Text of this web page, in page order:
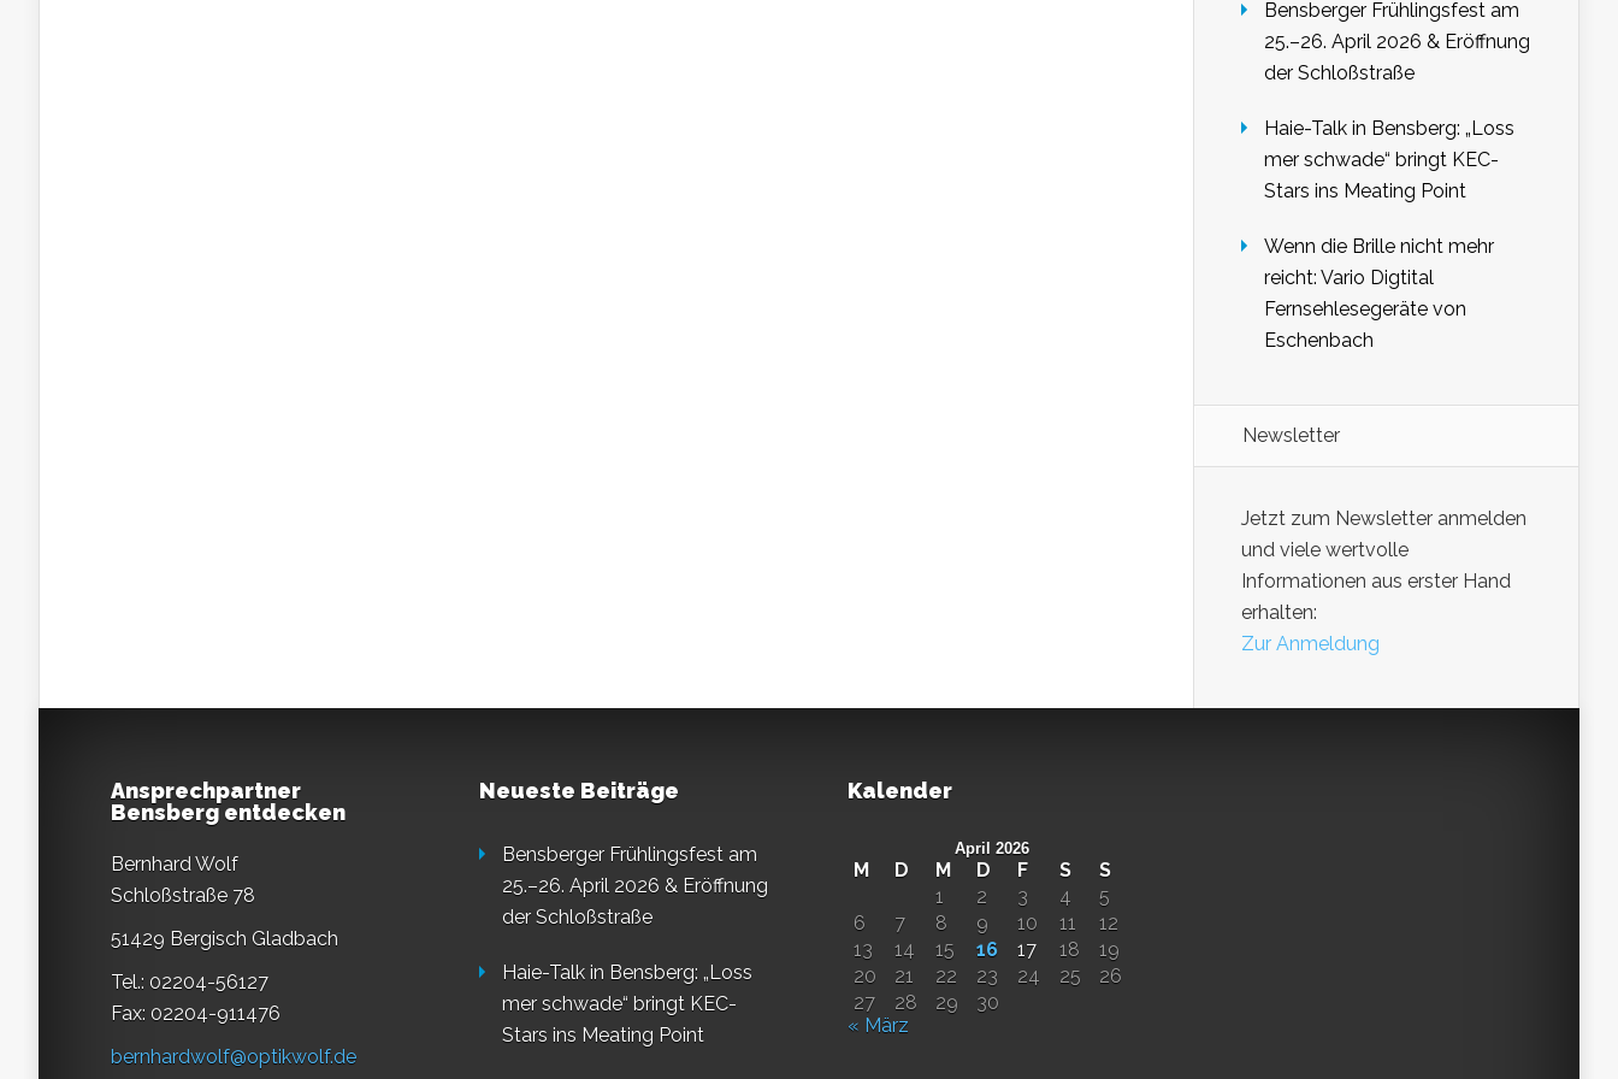
Bensberger Frühlingsfest am
25.–26. April 2026 & Eröffnung
der Schloßstraße
Haie-Talk in Bensberg: „Loss
mer schwade“ bringt KEC-
Stars ins Meating Point
Wenn die Brille nicht mehr
reicht: Vario Digtital
Fernsehlesegeräte von
Eschenbach
Newsletter
Jetzt zum Newsletter anmelden
und viele wertvolle
Informationen aus erster Hand
erhalten:
Zur Anmeldung
Ansprechpartner
Bensberg entdecken
Bernhard Wolf
Schloßstraße 78
51429 Bergisch Gladbach
Tel.: 02204-56127
Fax: 02204-911476
bernhardwolf@optikwolf.de
Neueste Beiträge
Bensberger Frühlingsfest am
25.–26. April 2026 & Eröffnung
der Schloßstraße
Haie-Talk in Bensberg: „Loss
mer schwade“ bringt KEC-
Stars ins Meating Point
Kalender
April 2026
M D M D F S
S
1
2 3 4
5
6
7 8 9 10 11
12
13
14 15 16 17 18
19
20
21 22 23 24 25
26
27
28 29
30
« März